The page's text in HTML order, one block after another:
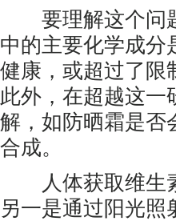
要理解这个问题
中的主要化学成分
健康，或超过了限
此外，在超越这一
解，如防晒霜是否
合成。
人体获取维生素
另一是通过阳光